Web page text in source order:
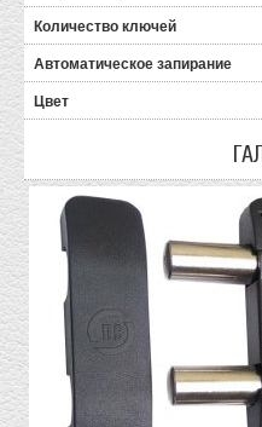
Количество ключей
Автоматическое запирание
Цвет